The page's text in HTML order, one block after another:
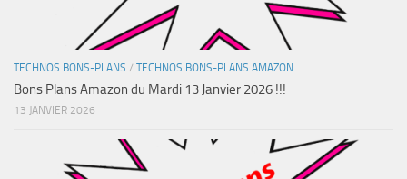
TECHNOS BONS-PLANS / TECHNOS BONS-PLANS AMAZON
Bons Plans Amazon du Mardi 13 Janvier 2026 !!!
13 JANVIER 2026